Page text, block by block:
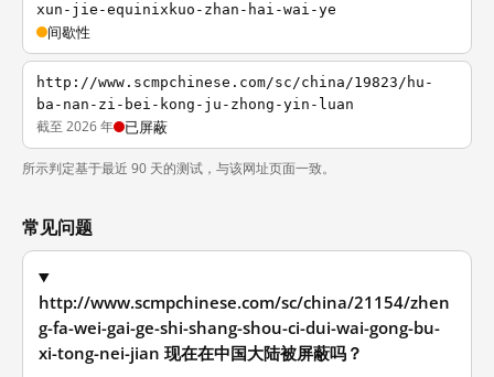
xun-jie-equinixkuo-zhan-hai-wai-ye
间歇性
http://www.scmpchinese.com/sc/china/19823/hu-
ba-nan-zi-bei-kong-ju-zhong-yin-luan
截至 2026 年 已屏蔽
所示判定基于最近 90 天的测试，与该网址页面一致。
常见问题
http://www.scmpchinese.com/sc/china/21154/zhen
g-fa-wei-gai-ge-shi-shang-shou-ci-dui-wai-gong-bu-
xi-tong-nei-jian 现在在中国大陆被屏蔽吗？